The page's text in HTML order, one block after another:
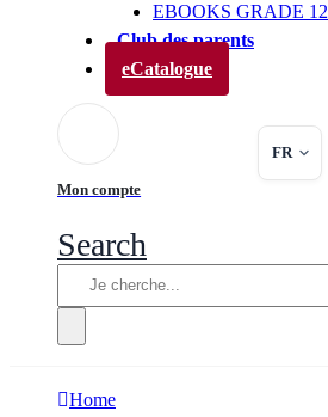
EBOOKS GRADE 12
Club des parents
eCatalogue
Mon compte
FR
Search
Home